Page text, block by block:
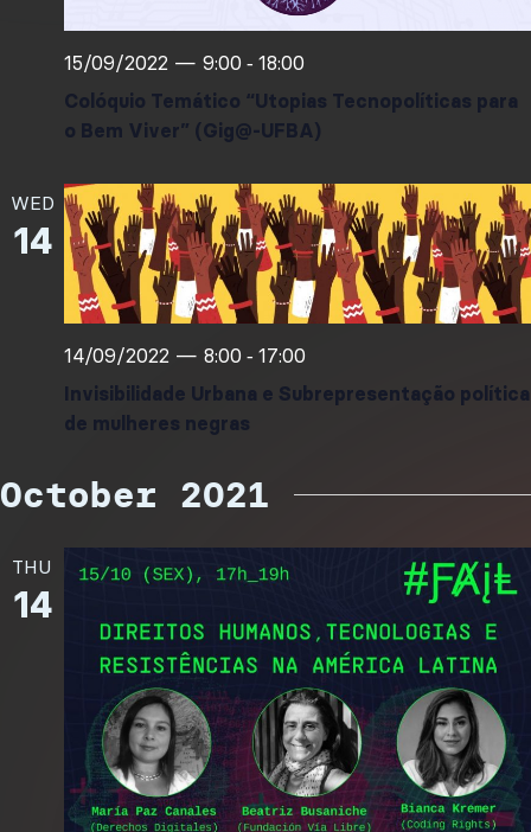
Colóquio Temático “Utopias Tecnopolíticas para
o Bem Viver” (Gig@-UFBA)
15/09/2022 — 9:00 - 18:00
WED
14
Invisibilidade Urbana e Subrepresentação política
de mulheres negras
14/09/2022 — 8:00 - 17:00
October 2021
THU
14